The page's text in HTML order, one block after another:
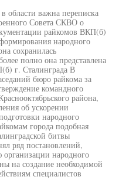
области важна переписка
Совета СКВО о
райкомов ВКП(б)
народного
сохранилась
полно она представлена
г. Сталинграда В
бюро райкома за
командного
района,
об ускорении
народного
города подобная
битвы
ряд постановлений,
организации народного
на создание необходимой
специалистов